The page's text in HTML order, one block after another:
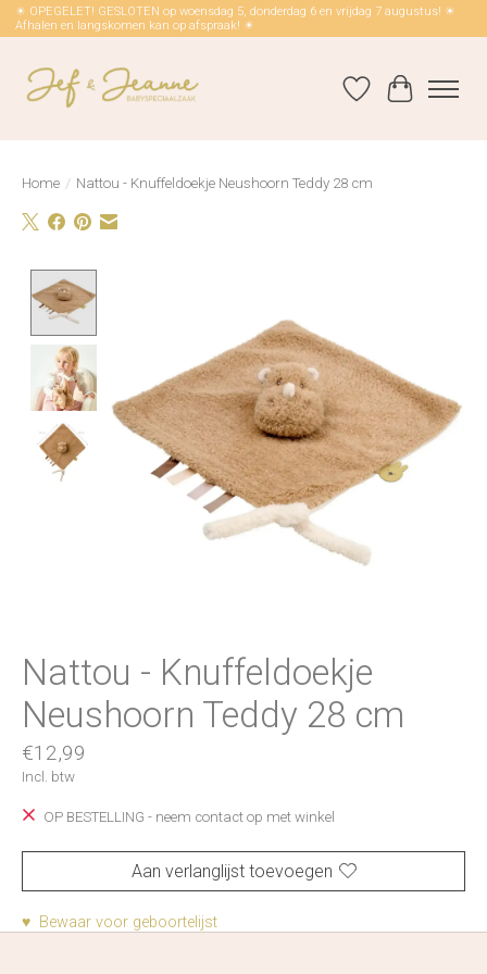
☀ OPEGELET! GESLOTEN op woensdag 5, donderdag 6 en vrijdag 7 augustus! ☀
Afhalen en langskomen kan op afspraak! ☀
Verlanglijst
Home / Nattou - Knuffeldoekje Neushoorn Teddy 28 cm
Nattou - Knuffeldoekje
Neushoorn Teddy 28 cm
€12,99
Incl. btw
OP BESTELLING - neem contact op met winkel
Aan verlanglijst toevoegen
♥ Bewaar voor geboortelijst